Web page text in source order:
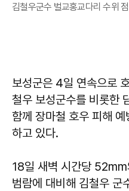
김철우군수 벌교홍교다리 수위
보성군은 4일 연속으로
철우 보성군수를 비롯한
함께 장마철 호우 피해
하고 있다.
18일 새벽 시간당 52mm
범람에 대비해 김철우 군